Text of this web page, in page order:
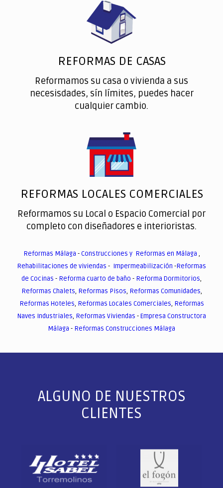
REFORMAS DE CASAS
Reformamos su casa o vivienda a sus
necesisdades, sín límites, puedes hacer
cualquier cambio.
REFORMAS LOCALES COMERCIALES
Reformamos su Local o Espacio Comercial por
completo con diseñadores e interioristas.
Reformas Málaga -Construcciones y Reformas en Málaga ,
Rehabilitaciones de viviendas - Impermeabilización -Reformas
de Cocinas - Reforma cuarto de baño - Reforma Dormitorios,
Reformas Chalets, Reformas Pisos, Reformas Comunidades,
Reformas Hoteles, Reformas Locales Comerciales, Reformas
Naves Industriales, Reformas Viviendas -Empresa Constructora
Málaga - Reformas Construcciones Málaga
ALGUNO DE NUESTROS
CLIENTES